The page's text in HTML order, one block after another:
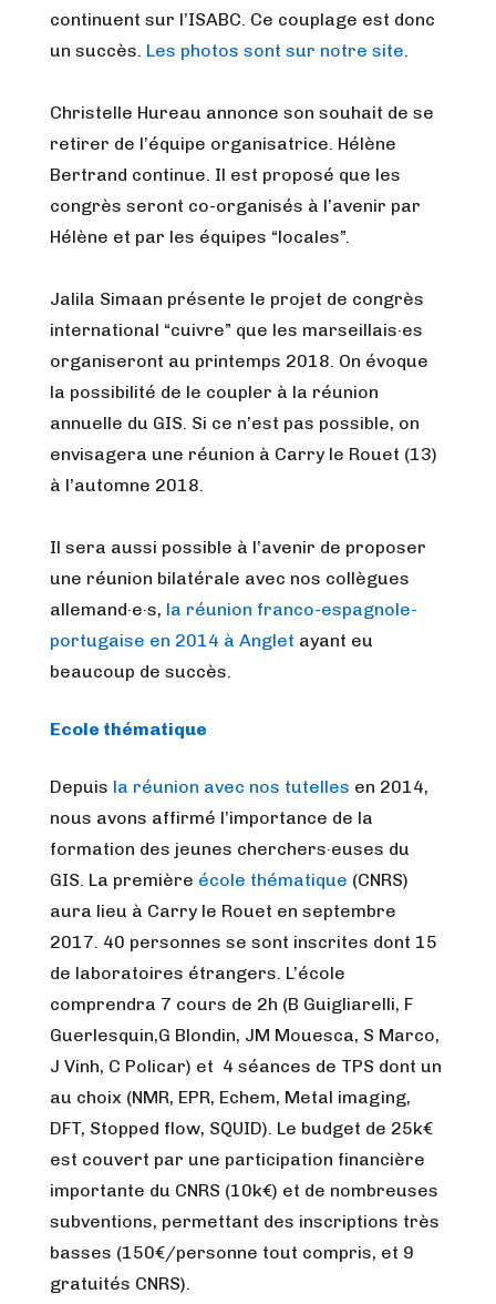
continuent sur l’ISABC. Ce couplage est donc
un succès. Les photos sont sur notre site.
Christelle Hureau annonce son souhait de se
retirer de l’équipe organisatrice. Hélène
Bertrand continue. Il est proposé que les
congrès seront co-organisés à l’avenir par
Hélène et par les équipes “locales”.
Jalila Simaan présente le projet de congrès
international “cuivre” que les marseillais·es
organiseront au printemps 2018. On évoque
la possibilité de le coupler à la réunion
annuelle du GIS. Si ce n’est pas possible, on
envisagera une réunion à Carry le Rouet (13)
à l’automne 2018.
Il sera aussi possible à l’avenir de proposer
une réunion bilatérale avec nos collègues
allemand·e·s, la réunion franco-espagnole-
portugaise en 2014 à Anglet ayant eu
beaucoup de succès.
Ecole thématique
Depuis la réunion avec nos tutelles en 2014,
nous avons affirmé l’importance de la
formation des jeunes cherchers·euses du
GIS. La première école thématique (CNRS)
aura lieu à Carry le Rouet en septembre
2017. 40 personnes se sont inscrites dont 15
de laboratoires étrangers. L’école
comprendra 7 cours de 2h (B Guigliarelli, F
Guerlesquin,G Blondin, JM Mouesca, S Marco,
J Vinh, C Policar) et 4 séances de TPS dont un
au choix (NMR, EPR, Echem, Metal imaging,
DFT, Stopped flow, SQUID). Le budget de 25k€
est couvert par une participation financière
importante du CNRS (10k€) et de nombreuses
subventions, permettant des inscriptions très
basses (150€/personne tout compris, et 9
gratuités CNRS).